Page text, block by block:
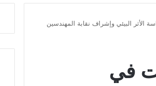
الأثر البيئي وإشراف نقابة المهندسين
في